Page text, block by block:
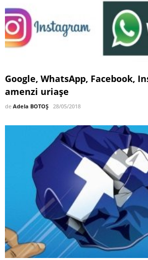
Google, WhatsApp, Facebook,
amenzi uriașe
de Adela BOTOȘ 28/05/2018